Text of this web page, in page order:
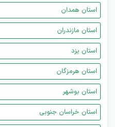
استان همدان
استان مازندران
استان یزد
استان هرمزگان
استان بوشهر
استان خراسان جنوبی